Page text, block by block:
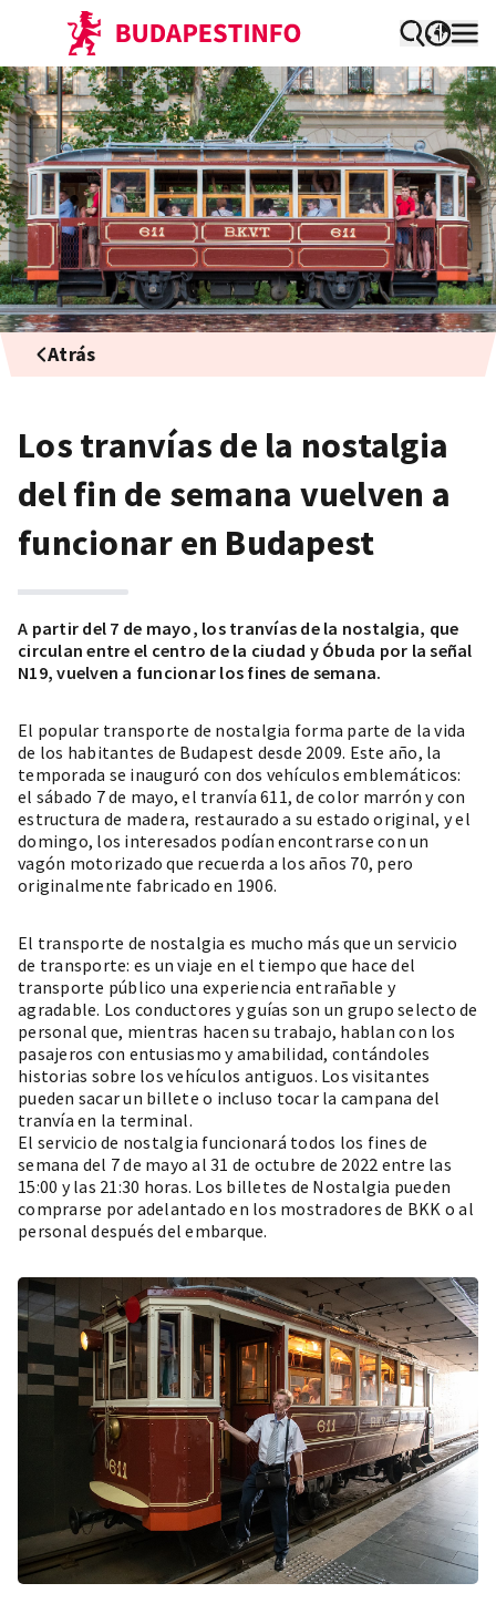
Atrás
Los tranvías de la nostalgia
del fin de semana vuelven a
funcionar en Budapest
A partir del 7 de mayo, los tranvías de la nostalgia, que
circulan entre el centro de la ciudad y Óbuda por la señal
N19, vuelven a funcionar los fines de semana.
El popular transporte de nostalgia forma parte de la vida
de los habitantes de Budapest desde 2009. Este año, la
temporada se inauguró con dos vehículos emblemáticos:
el sábado 7 de mayo, el tranvía 611, de color marrón y con
estructura de madera, restaurado a su estado original, y el
domingo, los interesados podían encontrarse con un
vagón motorizado que recuerda a los años 70, pero
originalmente fabricado en 1906.
El transporte de nostalgia es mucho más que un servicio
de transporte: es un viaje en el tiempo que hace del
transporte público una experiencia entrañable y
agradable. Los conductores y guías son un grupo selecto de
personal que, mientras hacen su trabajo, hablan con los
pasajeros con entusiasmo y amabilidad, contándoles
historias sobre los vehículos antiguos. Los visitantes
pueden sacar un billete o incluso tocar la campana del
tranvía en la terminal.
El servicio de nostalgia funcionará todos los fines de
semana del 7 de mayo al 31 de octubre de 2022 entre las
15:00 y las 21:30 horas. Los billetes de Nostalgia pueden
comprarse por adelantado en los mostradores de BKK o al
personal después del embarque.